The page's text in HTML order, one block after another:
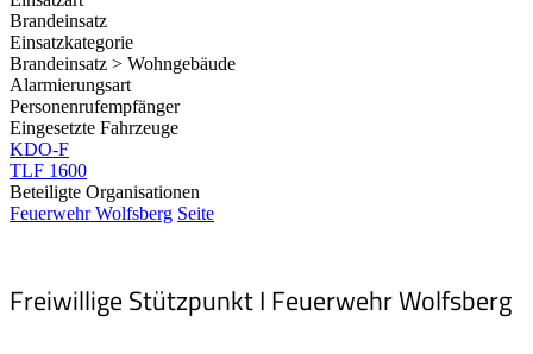
Brandeinsatz
Einsatzkategorie
Brandeinsatz > Wohngebäude
Alarmierungsart
Personenrufempfänger
Eingesetzte Fahrzeuge
KDO-F
TLF 1600
Beteiligte Organisationen
Feuerwehr Wolfsberg Seite
Freiwillige Stützpunkt I Feuerwehr Wolfsberg